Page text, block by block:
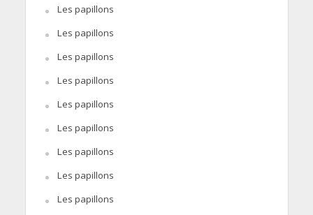
Les papillons
Les papillons
Les papillons
Les papillons
Les papillons
Les papillons
Les papillons
Les papillons
Les papillons